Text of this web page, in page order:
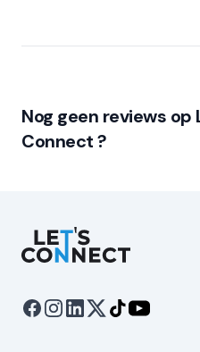
Nog geen reviews op
Connect ?
Let's Connect